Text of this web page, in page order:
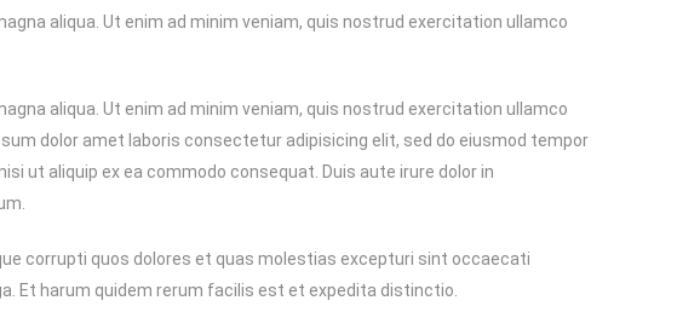
aliqua. Ut enim ad minim veniam, quis nostrud exercitation ullamco
aliqua. Ut enim ad minim veniam, quis nostrud exercitation ullamco
dolor amet laboris consectetur adipisicing elit, sed do eiusmod tempor
ut aliquip ex ea commodo consequat. Duis aute irure dolor in
corrupti quos dolores et quas molestias excepturi sint occaecati
Et harum quidem rerum facilis est et expedita distinctio.